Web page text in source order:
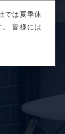
では夏季休
。 皆様には